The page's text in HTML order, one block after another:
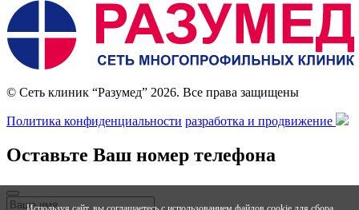
© Сеть клиник “Разумед” 2026. Все права защищены
Политика конфиденциальности разработка и продвижение
Оставьте Ваш номер телефона